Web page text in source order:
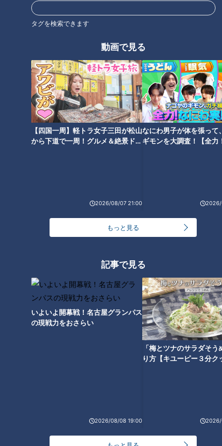
タグを検索できます
動画で見る
【四国一周】軽トラ女子三田が松山
から下道で一周！グルメ＆絶景ドラ
2026/08/07 21:00
なにわ男子が体を張って
ギモンを大調査！【全力
2026/
もっと見る
記事で見る
いよいよ開幕戦！名古屋グランパス
の現戦力をおさらい
2026/08/08 19:00
「梅とツナのサラダそう
り方【キユーピー３分ク
2026/
CBC応援サイト スケジュール・出場選手特集
アジア大会７連覇の大偉業達成
へ…女子ソフトボール日本代表
36歳BMXレジェンドの“原点”
｢ドリームラン｣叶えるため車中
生【アジア大会 愛知・名古屋】
10歳でアジア大会代表内定!? 前
会 愛知・名古屋】
女子バレー･石川真佑(25)の“意
“SASUKE”がアジア大会の近代
五種に採用！世界で2000万人が
熱狂するオブスタクルに中村ア
ナが体を張って挑戦！ 【アジア